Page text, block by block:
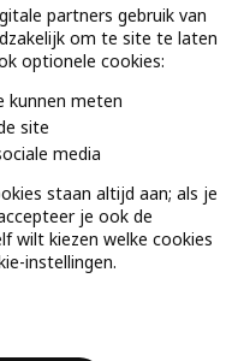
partners gebruik van
om te site te laten
optionele cookies:
kunnen meten
site
media
staan altijd aan; als je
je ook de
wilt kiezen welke cookies
instellingen.